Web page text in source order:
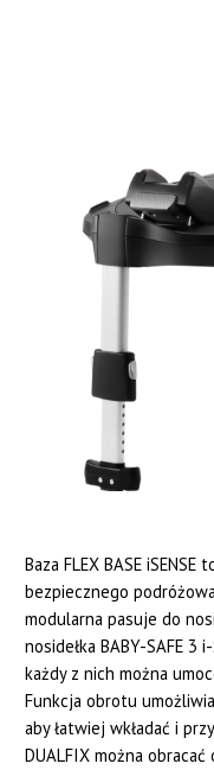
Baza FLEX BASE
bezpiecznego
modularna pasuje do
nosidełka BABY-SAFE 3
każdy z nich można
Funkcja obrotu
aby łatwiej wkładać i
DUALFIX można